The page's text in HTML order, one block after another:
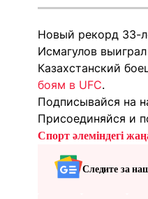
Новый рекорд 33-
Исмагулов
Казахстанский
боям в UFC.
Подписывайся на
Присоединяйся и
Спорт әлеміндегі
Следите за